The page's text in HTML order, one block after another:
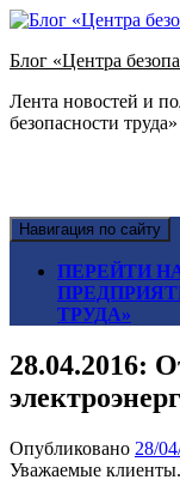
Блог «Центра
Лента новостей и
безопасности труда»
Навигация по сайту
ПЕРЕЙТИ
ТРУДА»
28.04.2016:
Опубликовано 28/
Уважаемые клиенты.